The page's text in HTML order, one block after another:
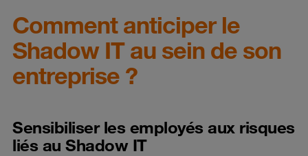
Comment anticiper le
Shadow IT au sein de son
entreprise ?
Sensibiliser les employés aux risques
liés au Shadow IT